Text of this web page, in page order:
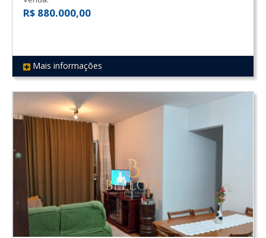
REF 503
R$ 880.000,00
Mais informações